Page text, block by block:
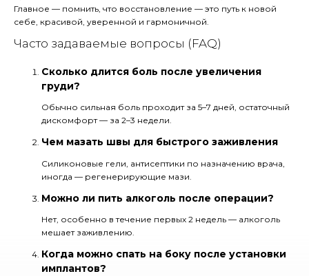
Главное — помнить, что восстановление — это путь к новой
себе, красивой, уверенной и гармоничной.
Часто задаваемые вопросы (FAQ)
Сколько длится боль после увеличения
груди?
Обычно сильная боль проходит за 5–7 дней, остаточный
дискомфорт — за 2–3 недели.
Чем мазать швы для быстрого заживления
Силиконовые гели, антисептики по назначению врача,
иногда — регенерирующие мази.
Можно ли пить алкоголь после операции?
Нет, особенно в течение первых 2 недель — алкоголь
мешает заживлению.
Когда можно спать на боку после установки
имплантов?